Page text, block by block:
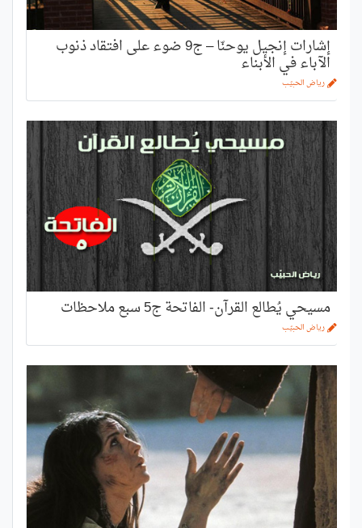
إشارات إنجيل يوحنّا – ج9 ضوء على افتقاد ذنوب
الآباء في الأبناء
رياض الحبيّب
مسيحي يُطالع القرآن- الفاتحة ج5 سبع ملاحظات
رياض الحبيّب